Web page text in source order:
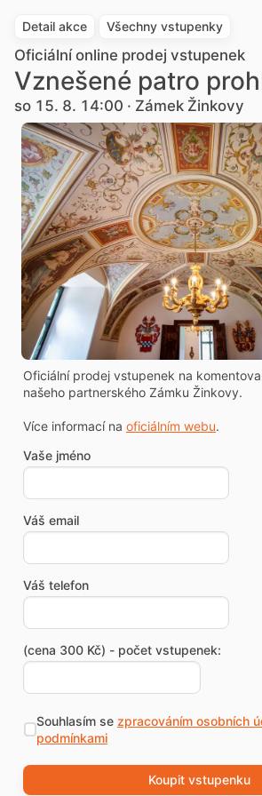
Detail akce Všechny vstupenky
Oficiální online prodej vstupenek
Vznešené patro
so 15. 8. 14:00 · Zámek Žinkovy
Oficiální prodej vstupenek na
našeho partnerského Zámku Žinkovy.
Více informací na oficiálním webu.
Vaše jméno
Váš email
Váš telefon
(cena 300 Kč) - počet vstupenek:
Souhlasím se zpracováním osobních
podmínkami
Koupit vstupenku